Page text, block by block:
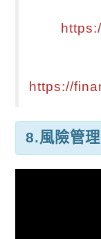
https://
8.風險管